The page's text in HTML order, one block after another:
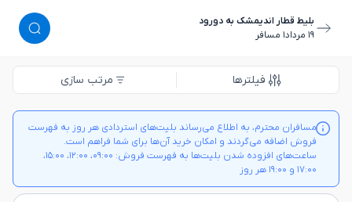
بلیط قطار اندیمشک به دورود
١٩ مرداد
١ مسافر
فیلترها مرتب سازی
مسافران محترم، به اطلاع می‌رساند بلیت‌های استردادی هر روز به فهرست
فروش اضافه می‌گردند و امکان خرید آن‌ها برای شما فراهم است.
ساعت‌های افزوده شدن بلیت‌ها به فهرست فروش: ۰۹:۰۰، ۱۲:۰۰، ۱۵:۰۰،
۱۷:۰۰ و ۱۹:۰۰ هر روز